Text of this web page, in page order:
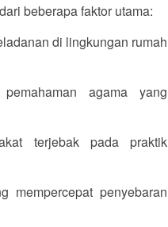
beberapa faktor utama:
di lingkungan rumah
agama yang
terjebak pada praktik
mempercepat penyebaran